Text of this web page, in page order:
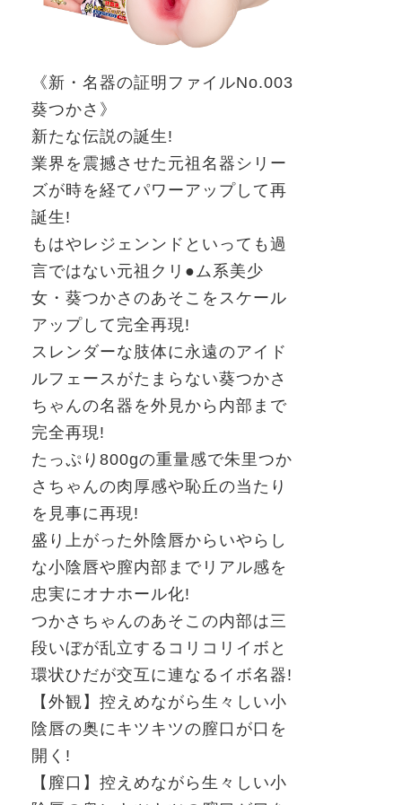
《新・名器の証明 ファイルNo.003
葵つかさ》
新たな伝説の誕生 !
業界を震撼させた元祖名器シリー
ズが時を経てパワーアップして再
誕生 !
もはやレジェンンドといっても過
言ではない元祖クリ●ム系美少
女・葵つかさのあそこをスケール
アップして完全再現!
スレンダーな肢体に永遠のアイド
ルフェースがたまらない葵つかさ
ちゃんの名器を外見から内部まで
完全再現!
たっぷり 800gの重量感で朱里つか
さちゃんの肉厚感や恥丘の当たり
を見事に再現!
盛り上がった外陰唇からいやらし
な小陰唇や膣内部までリアル感を
忠実にオナホール化!
つかさちゃんのあそこの内部は三
段いぼが乱立するコリコリイボと
環状ひだが交互に連なるイボ名器!
【外観】控えめながら生々しい小
陰唇の奥にキツキツの膣口が口を
開く !
【膣口】控えめながら生々しい小